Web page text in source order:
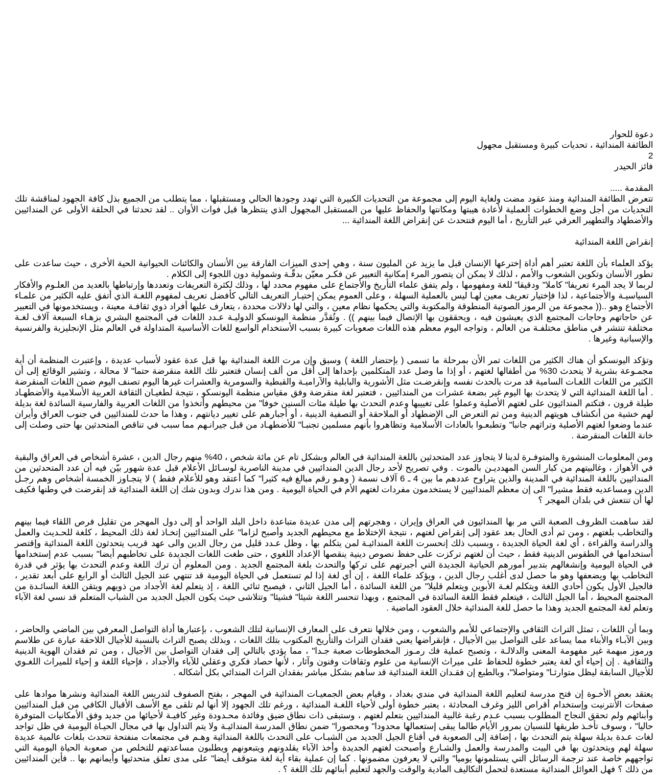
دعوة للحوار
الطائفة المندائية ، تحديات كبيرة ومستقبل مجهول
2
فائز الحيدر
المقدمة .....
تتعرض الطائفة المندائية ومنذ عقود مضت ولغاية اليوم إلى مجموعة من التحديات الكبيرة التي تهدد وجودها الحالي ومستقبلها ، مما يتطلب من الجميع بذل كافة الجهود لمناقشة تلك
التحديات من أجل وضع الخطوات العملية لأعادة هيبتها ومكانتها والحفاظ عليها من المستقبل المجهول الذي ينتظرها قبل فوات الأوان .. لقد تحدثنا في الحلقة الأولى عن المندائيين
والأضطهاد والتطهير العرقي عبر التأريخ ، أما اليوم فنتحدث عن إنقراض اللغة المندائية ...
إنقراض اللغة المندائية
يؤكد العلماء بأن اللغة تعتبر أهم أداة إخترعها الإنسان قبل ما يزيد عن المليون سنة ، وهي إحدى الميزات الفارقة بين الأنسان والكائنات الحيوانية الحية الأخرى ، حيث ساعدت على
تطور الأنسان وتكوين الشعوب والأمم ، لذلك لا يمكن أن يتصور المرء إمكانية التعبير عن فكـر معيّن بدقّـة وشمولية دون اللجوء إلى الكلام .
لربما لا يجد المرء تعريفا" كاملا" ودقيقا" للغة ومفهومها ، ولم يتفق علماء التأريخ والأجتماع على مفهوم محدد لها ، وذلك لكثرة التعريفات وتعددها وإرتباطها بالعديد من العلـوم والأفكار
السياسيـة والأجتماعية ، لذا فإختيار تعريف معين لهـا ليس بالعملية السهلة ، وعلى العموم يمكن إختيـار التعريف التالي كأفضل تعريف لمفهوم اللغـة الذي أتفق عليه الكثير من علمـاء
الأجتماع وهو ..(( مجموعة من الرموز الصوتية المنطوقة والمكتوبة والتي يحكمها نظام معين ، والتي لها دلالات محددة ، يتعارف عليها أفراد ذوي ثقافـة معينة ، ويستخدمونها في التعبير
عن حاجاتهم وحاجات المجتمع الذي يعيشون فيه ، ويحققون بها الإتصال فيما بينهم )) . وتُقدَّر منظمة اليونسكو الدوليـة عـدد اللغات في المجتمع البشري بزهـاء السبعة آلاف لغـة
مختلفة تنتشر في مناطق مختلفـة من العالم ، وتواجه اليوم معظم هذه اللغات صعوبات كبيرة بسبب الأستخدام الواسع للغات الأساسية المتداولة في العالم مثل الإنجليزية والفرنسية
والإسبانية وغيرها .
وتؤكد اليونسكو أن هناك الكثير من اللغات تمر الأن بمرحلة ما تسمى ( بإحتضار اللغة ) وسبق وإن مرت اللغة المندائية بها قبل عدة عقود لأسباب عديدة ، وإعتبرت المنظمة أن أية
مجمـوعة بشرية لا يتحدث 30% من أطفالها لغتهم ، أو إذا ما وصل عدد المتكلمين بإحداها إلى أقل من ألف إنسان فتعتبر تلك اللغة منقرضة حتما" لا محالة ، وتشير الوقائع إلى أن
الكثير من اللغات اللغـات السامية قد مرت بالحدث نفسه وإنقرضـت مثل الأشورية والبابلية والآراميـة والقبطية والسومرية والعشرات غيرها اليوم تصنف اليوم ضمن اللغات المنقرضة
. أما اللغة المندائية التي لا يتحدث بها اليوم غير بضعة عشرات من المندائيين ، فتعتبر لغة منقرضة وفق مقياس منظمة اليونسكو ، نتيجة لطغيـان الثقافة العربية الأسلامية والأضطهـاد
طيلة قرون ، فتكتم المندائيون على لغتهم الأصلية وعملوا على تغييبها وعدم التحدث بها طيلة مئات السنين خوفا" من محيطهم وأتخذوا من اللغات العربية والفارسية السائدة لغة بديلة
لهم خشية من أنكشاف هويتهم الدينية ومن ثم التعرض الى الإضطهاد أو الملاحقة أو التصفية الدينية ، أو أجبارهم على تغيير ديانتهم ، وهذا ما حدث للمندائيين في جنوب العراق وأيران
عندما وضعوا لغتهم الأصلية وتراثهم جانبا" وتطبعـوا بالعادات الأسلامية وتظاهروا بأنهم مسلمين تجنبـا" للأضطهـاد من قبل جيرانـهم مما سبب في تناقص المتحدثين بها حتى وصلت إلى
خانة اللغات المنقرضة .
ومن المعلومات المنشورة والمتوفـرة لدينا لا يتجاوز عدد المتحدثين باللغة المندائية في العالم وبشكل تام عن مائة شخص ، 40% منهم رجال الدين ، عشرة أشخاص في العراق والبقية
في الأهواز ، وغالبيتهم من كبار السن المهدديـن بالموت . وفي تصريح لأحد رجال الدين المندائيين في مدينة الناصرية لوسـائل الأعلام قبل عدة شهور بيّن فيه أن عدد المتحدثين من
المندائيين باللغة المندائية في المدينة والذين يتراوح عددهم ما بين 4 ـ 6 آلاف نسمة ( وهـو رقم مبالغ فيه كثيرا" كما أعتقد وهو للأعلام فقط ) لا يتجـاوز الخمسة أشخاص وهم رجـل
الدين ومساعديه فقط مشيرا" الى إن معظم المندائيين لا يستخدمون مفردات لغتهم الأم في الحياة اليومية . ومن هذا ندرك وبدون شك إن اللغة المندائية قد إنقرضت في وطنها فكيف
لها أن تنتعش في بلدان المهجر ؟
لقد ساهمت الظروف الصعبة التي مر بها المندائيون في العراق وإيران ، وهجرتهم إلى مدن عديدة متباعدة داخل البلد الواحد أو إلى دول المهجر من تقليل فرص اللقاء فيما بينهم
والتخاطب بلغتهم ، ومن ثم أدى الحال بعد عقود إلى إنقراض لغتهم ، نتيجة الإختلاط مع محيطهم الجديد وأصبح لزاما" على المندائيين إتخـاذ لغة ذلك المحيط ، كلغة للحـديث والعمل
والدراسة والقراءة ، أي لغة الحياة الجديدة ، وبسبب ذلك إنحسرت اللغة المندائيـة لمن يتكلم بها ، وظل عـدد قليل من رجال الدين والى عهد قريب يتحدثون اللغة المندائية وإقتصر
أستخدامها في الطقوس الدينية فقط ، حيث أن لغتهم تركزت على حفظ نصوص دينية ينقصها الإعداد اللغوي ، حتى طغت اللغات الجديدة على تخاطبهم أيضا" بسبب عدم إستخدامها
في الحياة اليومية وإنشغالهم بتدبير أمورهم الحياتية الجديدة التي أجبرتهم على تركها والتحدث بلغة المجتمع الجديد . ومن المعلوم أن ترك اللغة وعدم التحدث بها يؤثر في قدرة
التخاطب بها ويضعفها وهو ما حصل لدى أغلب رجال الدين ، ويؤكد علماء اللغة ، إن أي لغة إذا لم تستعمل في الحياة اليومية قد تنتهي عند الجيل الثالث أو الرابع على أبعد تقدير ،
فالجيل الأول يكون أحادي اللغة ويتكلم لغـة الأبوين ويتعلم قليلا" من اللغة السائدة ، أما الجيل الثاني ، فيصبح ثنائي اللغة ، إذ يتعلم لغة الأجداد من ذويهم ويتقن اللغة السائـدة من
المجتمع المحيط ، أما الجيل الثالث ، فيتعلم فقط اللغة السائدة في المجتمع ، وبهذا تنحسر اللغة شيئا" فشيئا" وتتلاشى حيث يكون الجيل الجديد من الشباب المتعلم قد نسي لغة الآباء
وتعلم لغة المجتمع الجديد وهذا ما حصل للغة المندائية خلال العقود الماضية .
وبما أن اللغات ، تمثل التراث الثقافي والإجتماعي للأمم والشعوب ، ومن خلالها نتعرف على المعارف الإنسانية لتلك الشعوب ، بإعتبارها أداة التواصل المعرفي بين الماضي والحاضر ،
وبين الآبـاء والأبناء مما يساعد على التواصل بين الأجيال ، فإنقراضها يعني فقدان التراث والتأريخ المكتوب بتلك اللغات ، وبذلك يصبح التراث بالنسبة للأجيال اللاحقة عبارة عن طلاسم
ورموز مبهمة غير مفهومة المعنى والدلالـة ، وتصبح عملية فك رمـوز المخطوطات صعبة جـدا" ، مما يؤدي بالتالي إلى فقدان التواصل بين الأجيال ، ومن ثم فقدان الهوية الدينية
والثقافية . إن إحياء أي لغة يعتبر خطوة للحفاظ على ميراث الإنسانية من علوم وثقافات وفنون وآثار ، لأنها حصاد فكري وعقلي للآباء والأجداد ، فإحياء اللغة و إحياء للميراث اللغـوي
للأجيال السابقة ليظل متوارثـا" ومتواصلا"، وبالطبع إن فقـدان اللغة المندائية قد ساهم بشكل مباشر بفقدان التراث المندائي بكل أشكاله .
يعتقد بعض الأخـوة إن فتح مدرسة لتعليم اللغة المندائية في مندي بغداد ، وقيام بعض الجمعيـات المندائية في المهجر ، بفتح الصفوف لتدريس اللغة المندائية ونشرها موادها على
صفحات الأنترنيت وإستخدام أقراص الليز وغرف المحادثة ، يعتبر خطوة أولى لأحياء اللغـة المندائية ، ورغم تلك الجهود إلا أنها لم تلقى مع الأسف الأقبال الكافي من قبل المندائيين
وأبنائهم ولم تحقق النجاح المطلوب بسبب عـدم رغبة غالبية المندائيين بتعلم لغتهم ، وستبقى ذات نطاق ضيق وفائدة محـدودة وغير كافيـة لأحيائها من جديد وفق الأمكانيات المتوفرة
حاليا" ، وسوف تأخـذ طريقها للنسيان بمرور الأيام طالما يبقى إستعمالها محدودا" ومحصورا" ضمن نطاق المدرسة المندائيـة ولا يتم التداول بها في مجال الحيـاة اليومية في ظل تواجد
لغات عـدة بديلة سهلة يتم التحدث بها ، إضافة إلى الصعوبة في أقناع الجيل الجديد من الشبـاب على التحدث باللغة المندائية وهـم في مجتمعات منفتحة تتحدث بلغات عالمية عديدة
سهلة لهم ويتحدثون بها في البيت والمدرسة والعمل والشـارع وأصبحت لغتهم الجديدة وأخذ الآباء يقلدونهم ويتبعونهم ويطلبون مساعدتهم للتخلص من صعوبة الحياة اليومية التي
تواجههم خاصة عند ترجمة الرسائل التي يستلمونها يوميا" والتي لا يعرفون مضمونها . كما إن عملية بقاء أية لغة متوقف أيضا" على مدى تعلق متحدثيها وأيمانهم بها .. فأين المندائيين
من ذلك ؟ فهل العوائل المندائية مستعدة لتحمل التكاليف المادية والوقت والجهد لتعليم أبنائهم تلك اللغة ؟ .